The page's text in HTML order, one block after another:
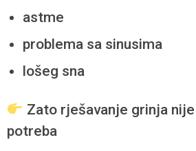
astme
problema sa sinusima
lošeg sna
Zato rješavanje grinja
potreba